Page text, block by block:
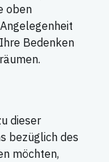
oben
Bedenken
dieser
bezüglich des
möchten,